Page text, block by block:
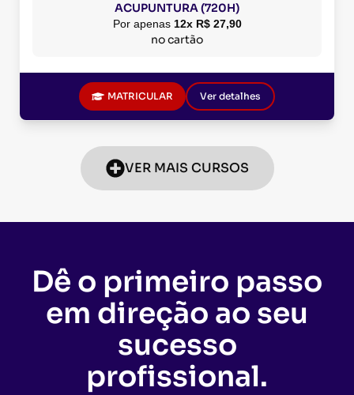
ACUPUNTURA (720H)
Por apenas 12x R$ 27,90
no cartão
MATRICULAR Ver detalhes
VER MAIS CURSOS
Dê o primeiro passo
em direção ao seu
sucesso
profissional.